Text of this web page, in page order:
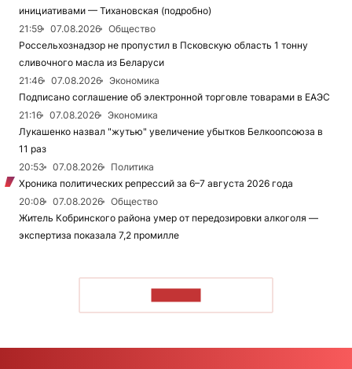
инициативами — Тихановская (подробно)
21:59
07.08.2026
Общество
Россельхознадзор не пропустил в Псковскую область 1 тонну
сливочного масла из Беларуси
21:46
07.08.2026
Экономика
Подписано соглашение об электронной торговле товарами в ЕАЭС
21:16
07.08.2026
Экономика
Лукашенко назвал "жутью" увеличение убытков Белкоопсоюза в
11 раз
20:53
07.08.2026
Политика
Хроника политических репрессий за 6–7 августа 2026 года
20:08
07.08.2026
Общество
Житель Кобринского района умер от передозировки алкоголя —
экспертиза показала 7,2 промилле